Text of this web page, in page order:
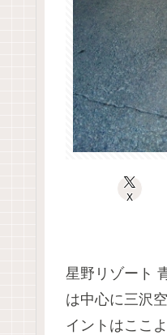
X
星野リゾート
は中心に三沢
イントはここ